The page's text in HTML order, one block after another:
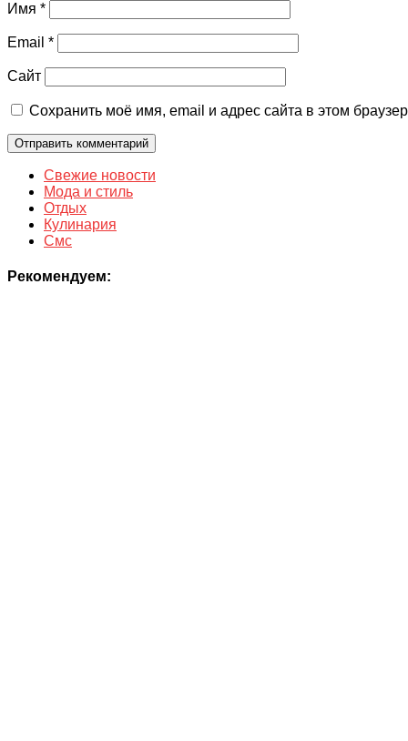
Имя *
Email *
Сайт
Сохранить моё имя, email и адрес сайта в этом
Свежие новости
Мода и стиль
Отдых
Кулинария
Смс
Рекомендуем: